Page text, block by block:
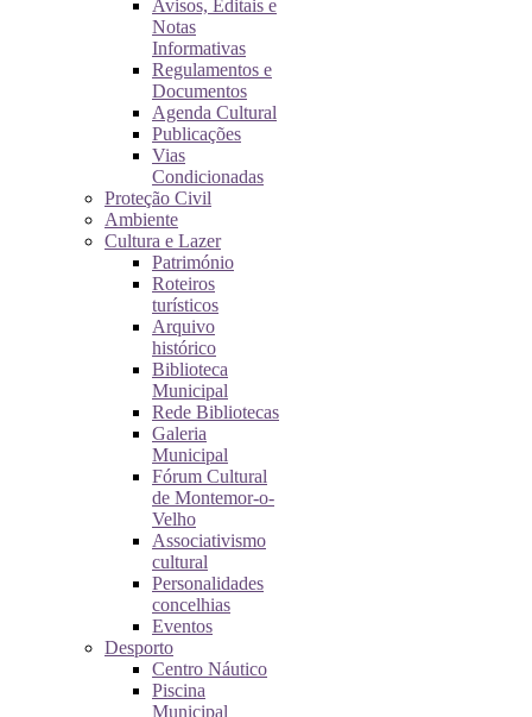
Avisos, Editais e
Notas
Informativas
Regulamentos e
Documentos
Agenda Cultural
Publicações
Vias
Condicionadas
Proteção Civil
Ambiente
Cultura e Lazer
Património
Roteiros
turísticos
Arquivo
histórico
Biblioteca
Municipal
Rede Bibliotecas
Galeria
Municipal
Fórum Cultural
de Montemor-o-
Velho
Associativismo
cultural
Personalidades
concelhias
Eventos
Desporto
Centro Náutico
Piscina
Municipal